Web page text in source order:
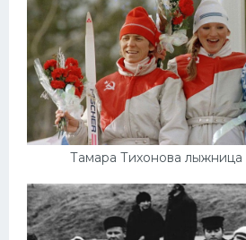
Тамара Тихонова лыжница